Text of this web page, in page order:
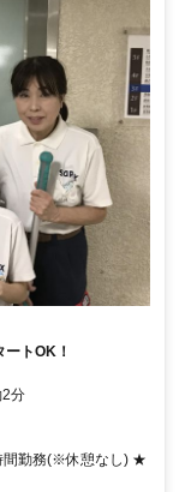
トOK！
2分
間勤務(※休憩なし) ★